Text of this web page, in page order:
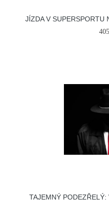
JÍZDA V SUPERSPORTU
TAJEMNÝ